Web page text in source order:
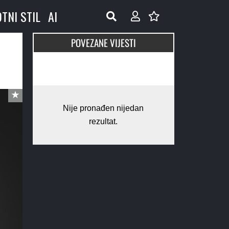
STIL AI
POVEZANE VIJESTI
Nije pronađen nijedan
rezultat.